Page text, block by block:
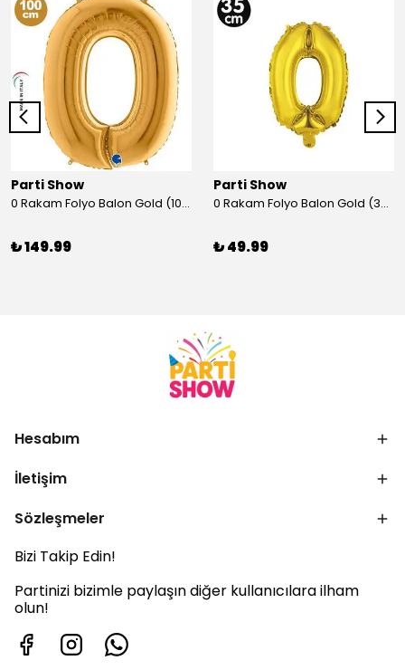
Parti Show
0 Rakam Folyo Balon Gold (100x70 cm)
₺ 149.99
Parti Show
0 Rakam Folyo Balon Gold (35 cm)
₺ 49.99
Hesabım
İletişim
Sözleşmeler
Bizi Takip Edin!
Partinizi bizimle paylaşın diğer kullanıcılara ilham
olun!